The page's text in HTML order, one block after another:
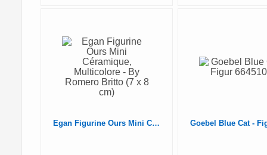
Egan Figurine Ours Mini Céramique, Multicolore - By Romero Britto (7 x 8 cm)